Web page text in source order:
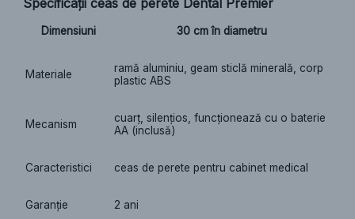
Specificații ceas de perete Dental Premier
Dimensiuni 30 cm în diametru
Materiale
ramă aluminiu, geam sticlă minerală, corp
plastic ABS
Mecanism
cuarț, silențios, funcționează cu o baterie
AA (inclusă)
Caracteristici ceas de perete pentru cabinet medical
Garanție 2 ani